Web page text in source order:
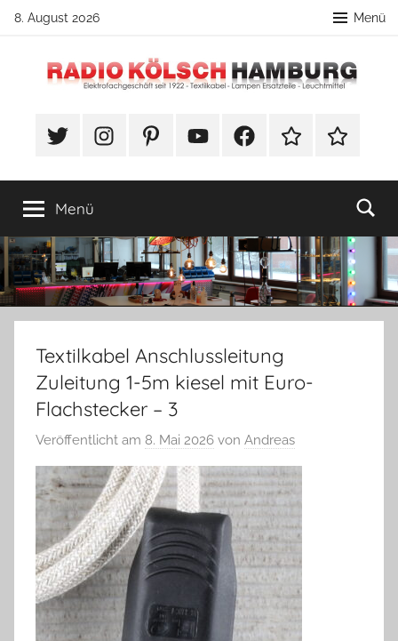
Zum
springen
8. August 2026 Menü
Radio
Hamburg
Lampenbau
#TwitterInstagramPinterestYouTubeFacebookTikTok Webshop
Menü
Textilkabel Anschlussleitung
Zuleitung 1-5m kiesel mit Euro-
Flachstecker – 3
Veröffentlicht am 8. Mai 2026 von Andreas